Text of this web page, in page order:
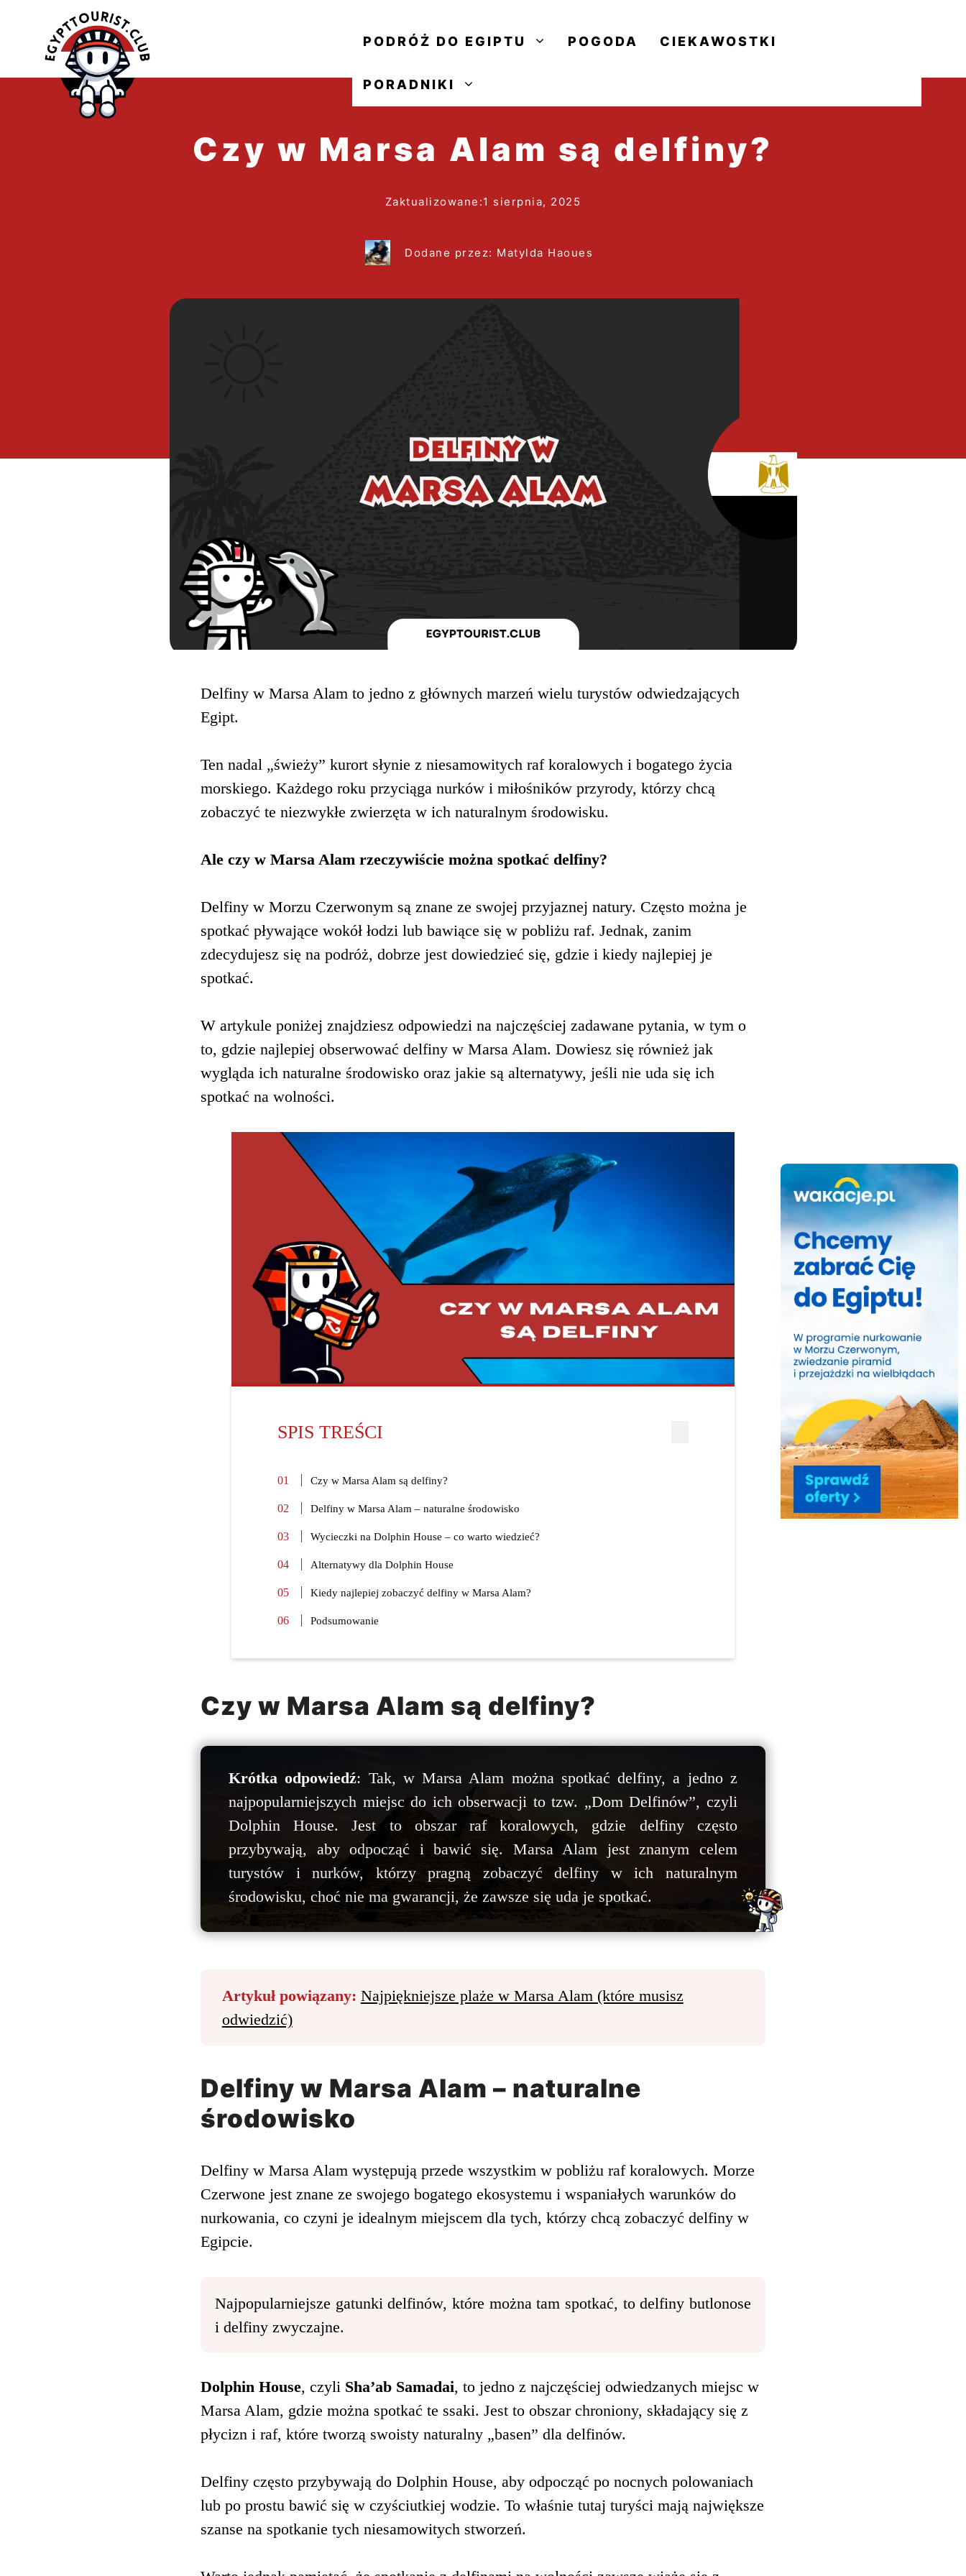
PODRÓŻ DO EGIPTU POGODA CIEKAWOSTKI
PORADNIKI
Czy w Marsa Alam są delfiny?
Zaktualizowane:1 sierpnia, 2025
Dodane przez: Matylda Haoues
Delfiny w Marsa Alam to jedno z głównych marzeń wielu turystów odwiedzających
Egipt.
Ten nadal „świeży” kurort słynie z niesamowitych raf koralowych i bogatego życia
morskiego. Każdego roku przyciąga nurków i miłośników przyrody, którzy chcą
zobaczyć te niezwykłe zwierzęta w ich naturalnym środowisku.
Ale czy w Marsa Alam rzeczywiście można spotkać delfiny?
Delfiny w Morzu Czerwonym są znane ze swojej przyjaznej natury. Często można je
spotkać pływające wokół łodzi lub bawiące się w pobliżu raf. Jednak, zanim
zdecydujesz się na podróż, dobrze jest dowiedzieć się, gdzie i kiedy najlepiej je
spotkać.
W artykule poniżej znajdziesz odpowiedzi na najczęściej zadawane pytania, w tym o
to, gdzie najlepiej obserwować delfiny w Marsa Alam. Dowiesz się również jak
wygląda ich naturalne środowisko oraz jakie są alternatywy, jeśli nie uda się ich
spotkać na wolności.
SPIS TREŚCI
Czy w Marsa Alam są delfiny?
Delfiny w Marsa Alam – naturalne środowisko
Wycieczki na Dolphin House – co warto wiedzieć?
Alternatywy dla Dolphin House
Kiedy najlepiej zobaczyć delfiny w Marsa Alam?
Podsumowanie
Czy w Marsa Alam są delfiny?
Krótka odpowiedź: Tak, w Marsa Alam można spotkać delfiny, a jedno z
najpopularniejszych miejsc do ich obserwacji to tzw. „Dom Delfinów”, czyli
Dolphin House. Jest to obszar raf koralowych, gdzie delfiny często
przybywają, aby odpocząć i bawić się. Marsa Alam jest znanym celem
turystów i nurków, którzy pragną zobaczyć delfiny w ich naturalnym
środowisku, choć nie ma gwarancji, że zawsze się uda je spotkać.
Artykuł powiązany: Najpiękniejsze plaże w Marsa Alam (które musisz
odwiedzić)
Delfiny w Marsa Alam – naturalne
środowisko
Delfiny w Marsa Alam występują przede wszystkim w pobliżu raf koralowych. Morze
Czerwone jest znane ze swojego bogatego ekosystemu i wspaniałych warunków do
nurkowania, co czyni je idealnym miejscem dla tych, którzy chcą zobaczyć delfiny w
Egipcie.
Najpopularniejsze gatunki delfinów, które można tam spotkać, to delfiny butlonose
i delfiny zwyczajne.
Dolphin House, czyli Sha’ab Samadai, to jedno z najczęściej odwiedzanych miejsc w
Marsa Alam, gdzie można spotkać te ssaki. Jest to obszar chroniony, składający się z
płycizn i raf, które tworzą swoisty naturalny „basen” dla delfinów.
Delfiny często przybywają do Dolphin House, aby odpocząć po nocnych polowaniach
lub po prostu bawić się w czyściutkiej wodzie. To właśnie tutaj turyści mają największe
szanse na spotkanie tych niesamowitych stworzeń.